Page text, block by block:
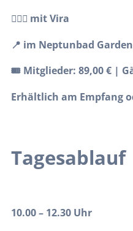
🧘🏽‍♀️ mit Vira
📍 im Neptunbad
🎟️ Mitglieder: 89,00 € |
Erhältlich am Empfang
Tagesablauf
10.00 – 12.30 Uhr